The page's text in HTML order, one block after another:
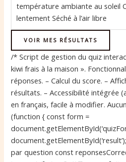
température ambiante au soleil
lentement Séché à l’air libre
VOIR MES RÉSULTATS
/* Script de gestion du quiz
kiwi frais à la maison ».
réponses. – Calcul du score. –
résultats. – Accessibilité intégrée
en français, facile à modifier.
(function { const form =
par question const